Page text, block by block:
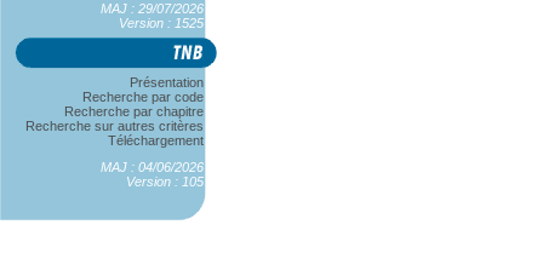
MAJ : 29/07/2026
Version : 1525
Présentation
Recherche par code
Recherche par chapitre
Recherche sur autres critères
Téléchargement
MAJ : 04/06/2026
Version : 105